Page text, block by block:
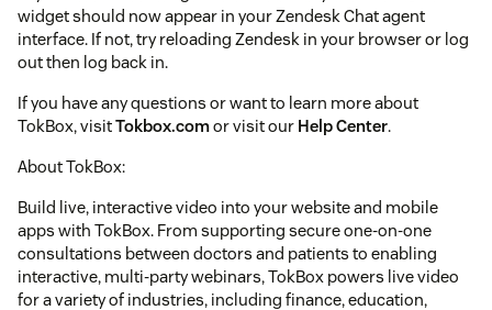
widget should now appear in your Zendesk Chat agent
interface. If not, try reloading Zendesk in your browser or log
out then log back in.
If you have any questions or want to learn more about
TokBox, visitTokbox.comor visit our Help Center.
About TokBox:
Build live, interactive video into your website and mobile
apps with TokBox. From supporting secure one-on-one
consultations between doctors and patients to enabling
interactive, multi-party webinars, TokBox powers live video
for a variety of industries, including finance, education,